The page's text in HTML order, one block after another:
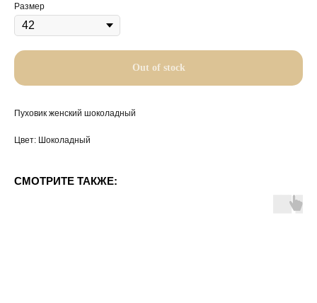
Размер
Out of stock
Пуховик женский шоколадный
Цвет: Шоколадный
СМОТРИТЕ ТАКЖЕ: